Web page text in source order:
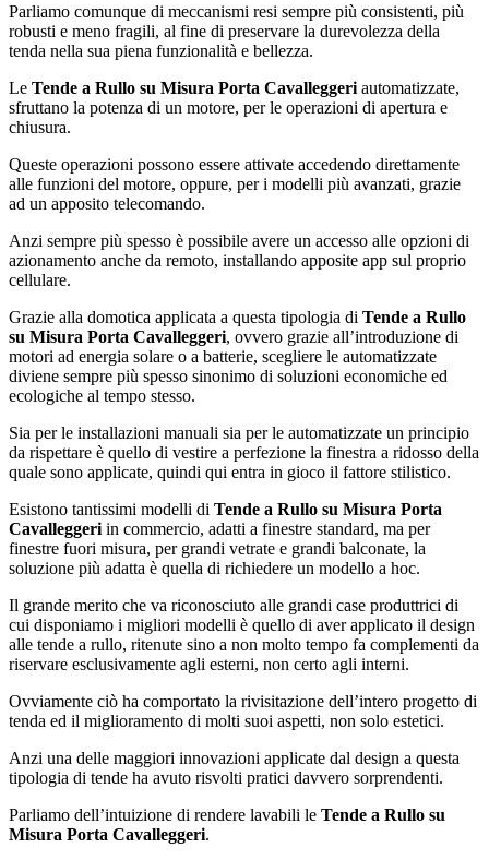
Parliamo comunque di meccanismi resi sempre più consistenti, più
robusti e meno fragili, al fine di preservare la durevolezza della
tenda nella sua piena funzionalità e bellezza.
Le Tende a Rullo su Misura Porta Cavalleggeri automatizzate,
sfruttano la potenza di un motore, per le operazioni di apertura e
chiusura.
Queste operazioni possono essere attivate accedendo direttamente
alle funzioni del motore, oppure, per i modelli più avanzati, grazie
ad un apposito telecomando.
Anzi sempre più spesso è possibile avere un accesso alle opzioni di
azionamento anche da remoto, installando apposite app sul proprio
cellulare.
Grazie alla domotica applicata a questa tipologia di Tende a Rullo
su Misura Porta Cavalleggeri, ovvero grazie all’introduzione di
motori ad energia solare o a batterie, scegliere le automatizzate
diviene sempre più spesso sinonimo di soluzioni economiche ed
ecologiche al tempo stesso.
Sia per le installazioni manuali sia per le automatizzate un principio
da rispettare è quello di vestire a perfezione la finestra a ridosso della
quale sono applicate, quindi qui entra in gioco il fattore stilistico.
Esistono tantissimi modelli di Tende a Rullo su Misura Porta
Cavalleggeri in commercio, adatti a finestre standard, ma per
finestre fuori misura, per grandi vetrate e grandi balconate, la
soluzione più adatta è quella di richiedere un modello a hoc.
Il grande merito che va riconosciuto alle grandi case produttrici di
cui disponiamo i migliori modelli è quello di aver applicato il design
alle tende a rullo, ritenute sino a non molto tempo fa complementi da
riservare esclusivamente agli esterni, non certo agli interni.
Ovviamente ciò ha comportato la rivisitazione dell’intero progetto di
tenda ed il miglioramento di molti suoi aspetti, non solo estetici.
Anzi una delle maggiori innovazioni applicate dal design a questa
tipologia di tende ha avuto risvolti pratici davvero sorprendenti.
Parliamo dell’intuizione di rendere lavabili le Tende a Rullo su
Misura Porta Cavalleggeri.